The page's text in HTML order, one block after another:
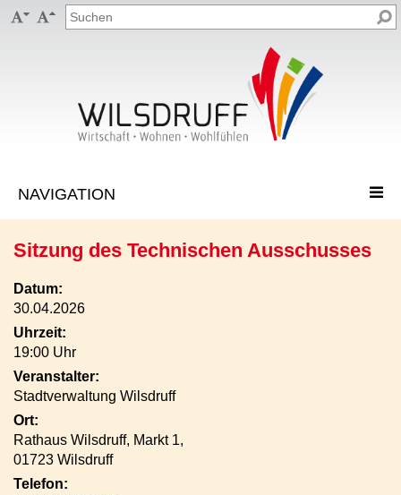
 
Sitzung des Technischen Ausschusses
Datum:
30.04.2026
Uhrzeit:
19:00 Uhr
Veranstalter:
Stadtverwaltung Wilsdruff
Ort:
Rathaus Wilsdruff, Markt 1,
01723 Wilsdruff
Telefon: